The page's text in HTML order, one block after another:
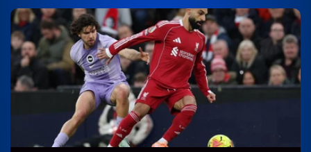
เตรียมตัวใจอย่างเต็มที่เพื่อเฝ้าดูบอลสดและเหวี่ยงคาดการณ์ว่า
ทีมที่ค่อยๆ […]
ลงสนาม ทีมเอเดร์ ซาราเบีย พบกับทีม เอคตอร์ ฟอร์ต ในการ
แข่งขันลีกชั้นสูง โดยทีมเอเดร์ ซาราเบีย ต้องเผชิญกับการขาด
ความสมบูรณ์ของสภาพร่างกายของนักเตะบางคน และปัญหา
ทางด้านการลงเตะของนักเตะคนอื่น ๆ ในทีมด้วย ซึ่งอาจส่งผลก
ระทบต่อผลการแข่งขัน อันเดร ซิลวา จะเป็นกองหน้าหลังจากที่
แต่งตั้งให้เป็นผู้เล่นหน้าหนึ่งของทีม พร้อมกับ อัลวาโร่ โรดรีเกซ
ที่จะได้รับบทบาทในด้านกลางของสนาม ในขณะที่ สโมสซิโอ ลิส
ซี่ ก็มีปัญหาในสภาพร่างกายของนักเตะบางคน และรอการ
ประเมินสภาพความฟิตของนักเตะอีกคนหนึ่ง แต่ก็ยังมีนักเตะที่
กลับมาเล่นในทีมหลังจากการพ้นโทษแบนด้านการลงเตะ ในการ
แข่งขันครั้งนี้ ทีมเอเดร์ ซาราเบีย […]